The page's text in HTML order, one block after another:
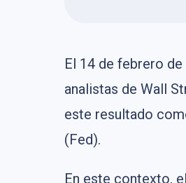
El 14 de febrero
analistas de Wall
este resultado
(Fed).
En este contexto,